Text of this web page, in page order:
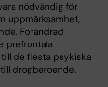
nödvändig för
uppmärksamhet,
Förändrad
prefrontala
de flesta psykiska
drogberoende.